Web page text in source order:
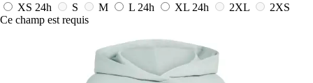
XS 24h S M L 24h XL 24h 2XL
2XS
Ce champ est requis